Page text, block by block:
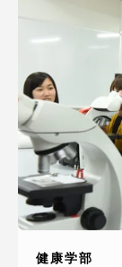
健康学部